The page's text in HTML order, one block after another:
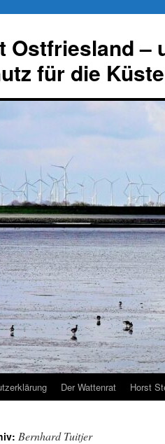
Ostfriesland –
für die Küste
Der Wattenrat Horst
Bernhard Tuitjer